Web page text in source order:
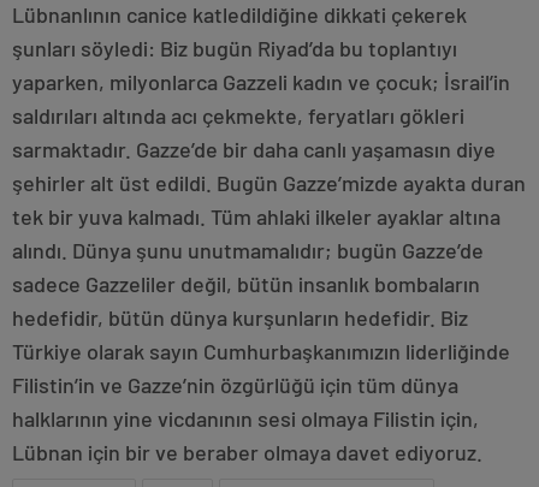
Lübnanlının canice katledildiğine dikkati çekerek
şunları söyledi: Biz bugün Riyad’da bu toplantıyı
yaparken, milyonlarca Gazzeli kadın ve çocuk; İsrail’in
saldırıları altında acı çekmekte, feryatları gökleri
sarmaktadır. Gazze’de bir daha canlı yaşamasın diye
şehirler alt üst edildi. Bugün Gazze’mizde ayakta duran
tek bir yuva kalmadı. Tüm ahlaki ilkeler ayaklar altına
alındı. Dünya şunu unutmamalıdır; bugün Gazze’de
sadece Gazzeliler değil, bütün insanlık bombaların
hedefidir, bütün dünya kurşunların hedefidir. Biz
Türkiye olarak sayın Cumhurbaşkanımızın liderliğinde
Filistin’in ve Gazze’nin özgürlüğü için tüm dünya
halklarının yine vicdanının sesi olmaya Filistin için,
Lübnan için bir ve beraber olmaya davet ediyoruz.